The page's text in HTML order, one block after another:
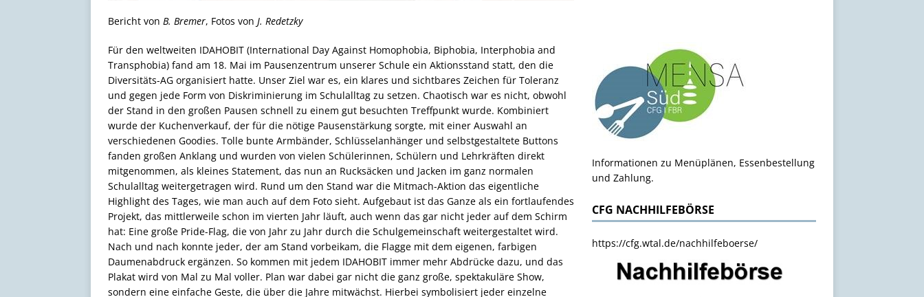
Bericht von B. Bremer, Fotos von J. Redetzky
Für den weltweiten IDAHOBIT (International Day Against Homophobia, Biphobia, Interphobia and
Transphobia) fand am 18. Mai im Pausenzentrum unserer Schule ein Aktionsstand statt, den die
Diversitäts-AG organisiert hatte. Unser Ziel war es, ein klares und sichtbares Zeichen für Toleranz
und gegen jede Form von Diskriminierung im Schulalltag zu setzen. Chaotisch war es nicht, obwohl
der Stand in den großen Pausen schnell zu einem gut besuchten Treffpunkt wurde. Kombiniert
wurde der Kuchenverkauf, der für die nötige Pausenstärkung sorgte, mit einer Auswahl an
verschiedenen Goodies. Tolle bunte Armbänder, Schlüsselanhänger und selbstgestaltete Buttons
fanden großen Anklang und wurden von vielen Schülerinnen, Schülern und Lehrkräften direkt
mitgenommen, als kleines Statement, das nun an Rucksäcken und Jacken im ganz normalen
Schulalltag weitergetragen wird. Rund um den Stand war die Mitmach-Aktion das eigentliche
Highlight des Tages, wie man auch auf dem Foto sieht. Aufgebaut ist das Ganze als ein fortlaufendes
Projekt, das mittlerweile schon im vierten Jahr läuft, auch wenn das gar nicht jeder auf dem Schirm
hat: Eine große Pride-Flag, die von Jahr zu Jahr durch die Schulgemeinschaft weitergestaltet wird.
Nach und nach konnte jeder, der am Stand vorbeikam, die Flagge mit dem eigenen, farbigen
Daumenabdruck ergänzen. So kommen mit jedem IDAHOBIT immer mehr Abdrücke dazu, und das
Plakat wird von Mal zu Mal voller. Plan war dabei gar nicht die ganz große, spektakuläre Show,
sondern eine einfache Geste, die über die Jahre mitwächst. Hierbei symbolisiert jeder einzelne
Informationen zu Menüplänen, Essenbestellung
und Zahlung.
CFG NACHHILFEBÖRSE
https://cfg.wtal.de/nachhilfeboerse/